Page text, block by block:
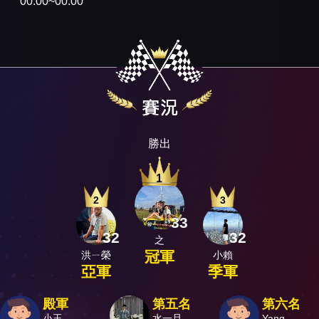
勝出
1
33
之
冠軍
2
32
洪ㄧ榮
亞軍
3
32
小賴
季軍
殿軍 第五名 第六名